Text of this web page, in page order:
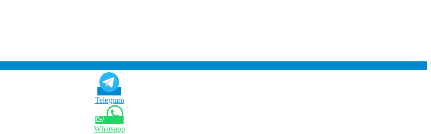
Telegram
Whatsapp